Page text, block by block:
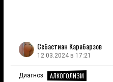
Себастиан Карабарзов
12.03.2024 в 17:21
Диагноз: АЛКОГОЛИЗМ